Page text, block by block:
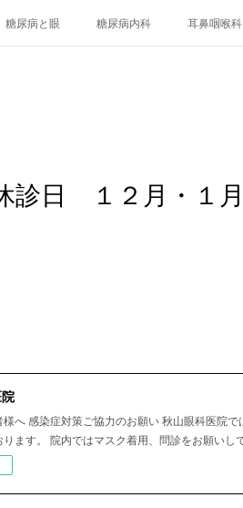
糖尿病と眼 糖尿病内科 耳鼻咽喉科
日 １２月・１月
様へ 感染症対策ご協力のお願い 秋山眼科医院
ます。 院内ではマスク着用、問診をお願いし